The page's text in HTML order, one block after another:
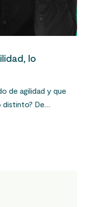
lo
de agilidad y que
distinto? De…